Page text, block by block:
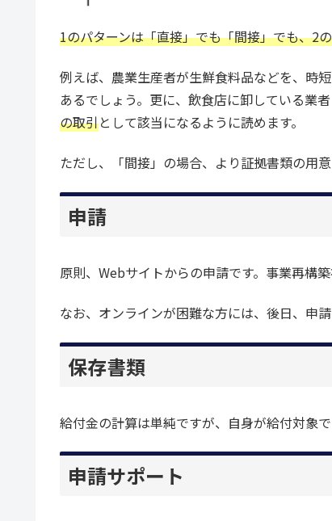
1のパターンは「直接」でも「間接」でも、2
例えば、農業生産者が生鮮食料品などを、時
あるでしょう。更に、飲食店に卸している業
の取引として該当になるように読めます。
ただし、「間接」の場合、より証拠書類の用意
申請
原則、Webサイトからの申請です。事業再構
なお、オンラインが困難な方には、後日、申
保存書類
給付金の計算は単純ですが、自身が給付対象
申請サポート